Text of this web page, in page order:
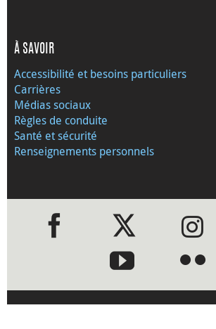
À SAVOIR
Accessibilité et besoins particuliers
Carrières
Médias sociaux
Règles de conduite
Santé et sécurité
Renseignements personnels
●●